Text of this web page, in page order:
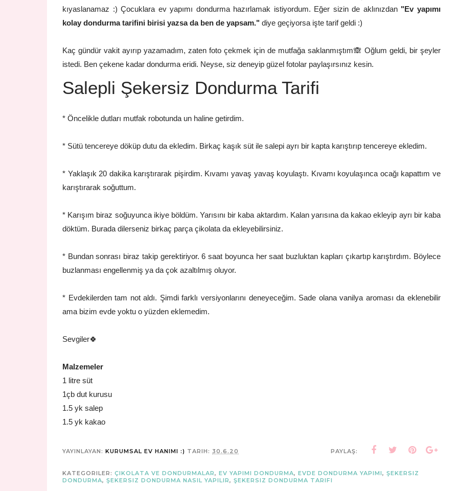
kıyaslanamaz :) Çocuklara ev yapımı dondurma hazırlamak istiyordum. Eğer sizin de aklınızdan "Ev yapımı
kolay dondurma tarifini birisi yazsa da ben de yapsam." diye geçiyorsa işte tarif geldi :)
Kaç gündür vakit ayırıp yazamadım, zaten foto çekmek için de mutfağa saklanmıştım🙈 Oğlum geldi, bir şeyler
istedi. Ben çekene kadar dondurma eridi. Neyse, siz deneyip güzel fotolar paylaşırsınız kesin.
Salepli Şekersiz Dondurma Tarifi
* Öncelikle dutları mutfak robotunda un haline getirdim.
* Sütü tencereye döküp dutu da ekledim. Birkaç kaşık süt ile salepi ayrı bir kapta karıştırıp tencereye ekledim.
* Yaklaşık 20 dakika karıştırarak pişirdim. Kıvamı yavaş yavaş koyulaştı. Kıvamı koyulaşınca ocağı kapattım ve
karıştırarak soğuttum.
* Karışım biraz soğuyunca ikiye böldüm. Yarısını bir kaba aktardım. Kalan yarısına da kakao ekleyip ayrı bir kaba
döktüm. Burada dilerseniz birkaç parça çikolata da ekleyebilirsiniz.
* Bundan sonrası biraz takip gerektiriyor. 6 saat boyunca her saat buzluktan kapları çıkartıp karıştırdım. Böylece
buzlanması engellenmiş ya da çok azaltılmış oluyor.
* Evdekilerden tam not aldı. Şimdi farklı versiyonlarını deneyeceğim. Sade olana vanilya aroması da eklenebilir
ama bizim evde yoktu o yüzden eklemedim.
Sevgiler🍀
Malzemeler
1 litre süt
1çb dut kurusu
1.5 yk salep
1.5 yk kakao
YAYINLAYAN: KURUMSAL EV HANIMI :) TARIH: 30.6.20 PAYLAŞ:
KATEGORILER: ÇIKOLATA VE DONDURMALAR, EV YAPIMI DONDURMA, EVDE DONDURMA YAPIMI, ŞEKERSIZ
DONDURMA, ŞEKERSIZ DONDURMA NASIL YAPILIR, ŞEKERSIZ DONDURMA TARIFI